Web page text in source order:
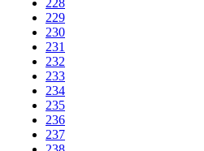
228
229
230
231
232
233
234
235
236
237